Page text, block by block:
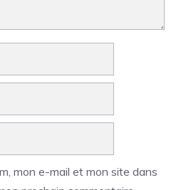
mon e-mail et mon site dans